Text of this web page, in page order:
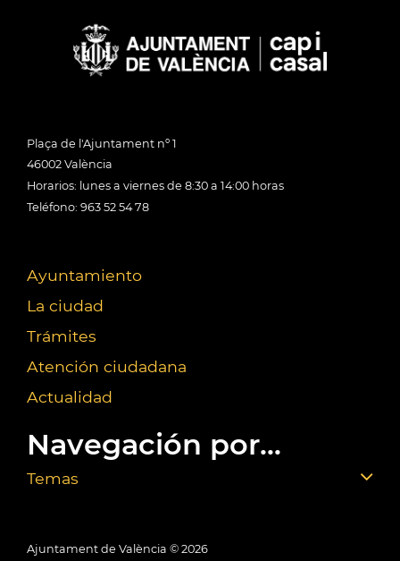
Plaça de l'Ajuntament nº 1
46002 València
Horarios: lunes a viernes de 8:30 a 14:00 horas
Teléfono: 963 52 54 78
Ayuntamiento
La ciudad
Trámites
Atención ciudadana
Actualidad
Navegación por...
Temas
Ajuntament de València © 2026